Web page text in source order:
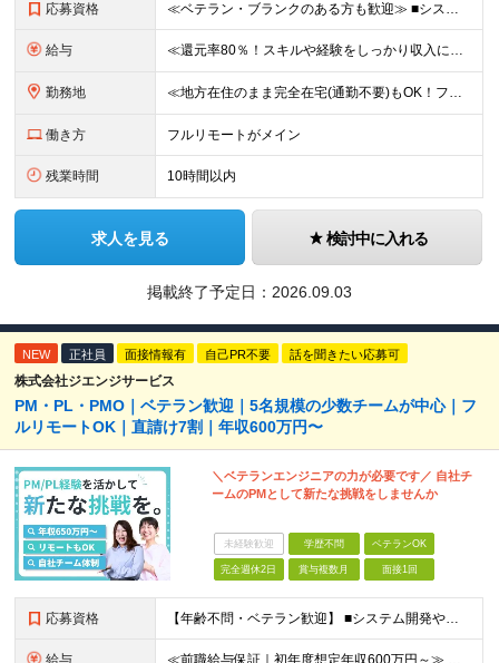
応募資格 ≪ベテラン・ブランクのある方も歓迎≫ ■システム開発の実務経験をお持ちの方（言語・工程・年数不問） ■学歴不問 ≪こんな方はぜひご応募ください≫ □AIを武器に、市場価値を高めたい □AIツールを実
給与 ≪還元率80％！スキルや経験をしっかり収入に反映します≫ 年俸530万円以上＋業績賞与 ※スキル・経験を考慮の上、優遇いたします ※上記年俸を12分割し、月1回支給します ※上記年俸には固定残業代月
勤務地 ≪地方在住のまま完全在宅(通勤不要)もOK！フルリモート7割、ハイブリッド2割！≫ ご自宅でのリモートワーク、または東京都、神奈川、埼玉、千葉を中心とするお客様先での勤務 ■本社アクセス 東京都豊島
働き方 フルリモートがメイン
残業時間 10時間以内
求人を見る 検討中に入れる
掲載終了予定日： 2026.09.03
NEW 正社員 面接情報有 自己PR不要 話を聞きたい応募可
株式会社ジエンジサービス
PM・PL・PMO｜ベテラン歓迎｜5名規模の少数チームが中心｜フ
ルリモートOK｜直請け7割｜年収600万円〜
＼ベテランエンジニアの力が必要です／ 自社チ
ームのPMとして新たな挑戦をしませんか
未経験歓迎 学歴不問 ベテランOK
完全週休2日 賞与複数月 面接1回
応募資格 【年齢不問・ベテラン歓迎】 ■システム開発やインフラの実務経験をお持ちの方（言語・工程・年数不問） ■学歴不問 ≪こんな方はぜひご応募ください≫ □SE経験を積んだがリーダー・PLのポジションがない
給与 ≪前職給与保証｜初年度想定年収600万円～≫ 月給45万円以上＋決算賞与＋交通費 ※スキル・経験を考慮の上、優遇します ※上記月給には固定残業代月20時間分(5万1000円以上)を含みます。超過し